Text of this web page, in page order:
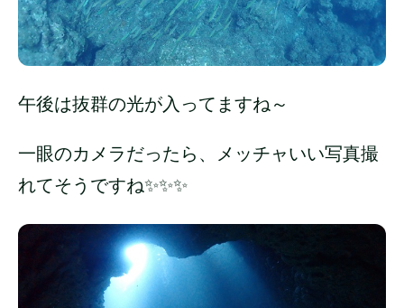
午後は抜群の光が入ってますね～
一眼のカメラだったら、メッチャいい写真撮
れてそうですね✨✨✨